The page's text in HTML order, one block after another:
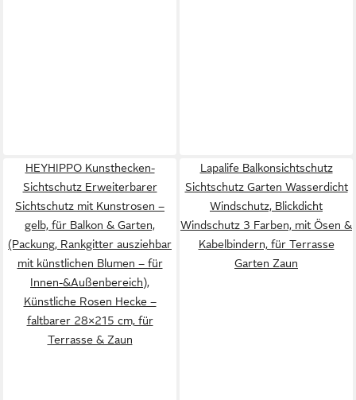
HEYHIPPO Kunsthecken-
Sichtschutz Erweiterbarer
Sichtschutz mit Kunstrosen –
gelb, für Balkon & Garten,
(Packung, Rankgitter ausziehbar
mit künstlichen Blumen – für
Innen-&Außenbereich),
Künstliche Rosen Hecke –
faltbarer 28×215 cm, für
Terrasse & Zaun
Lapalife Balkonsichtschutz
Sichtschutz Garten Wasserdicht
Windschutz, Blickdicht
Windschutz 3 Farben, mit Ösen &
Kabelbindern, für Terrasse
Garten Zaun